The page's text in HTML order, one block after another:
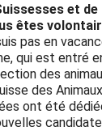
et
êtes
pas en
qui est entré
des
des
ont été